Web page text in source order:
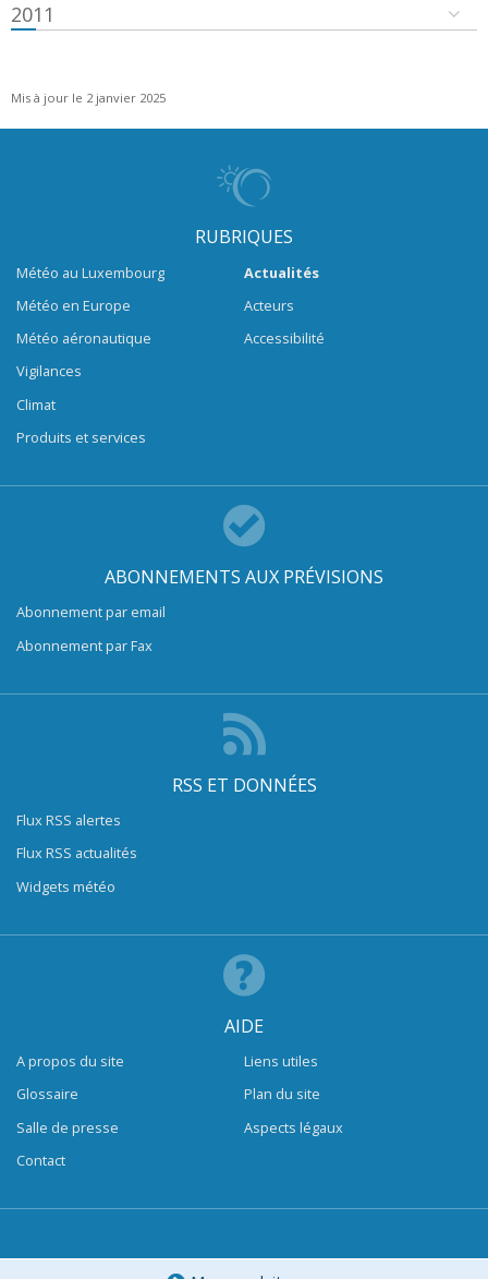
2011
Mis à jour le 2 janvier 2025
RUBRIQUES
Météo au Luxembourg
Météo en Europe
Météo aéronautique
Vigilances
Climat
Produits et services
Actualités
Acteurs
Accessibilité
ABONNEMENTS AUX PRÉVISIONS
Abonnement par email
Abonnement par Fax
RSS ET DONNÉES
Flux RSS alertes
Flux RSS actualités
Widgets météo
AIDE
A propos du site
Glossaire
Salle de presse
Contact
Liens utiles
Plan du site
Aspects légaux